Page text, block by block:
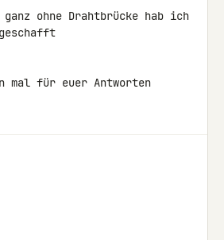
ganz ohne Drahtbrücke hab ich
mal für euer Antworten